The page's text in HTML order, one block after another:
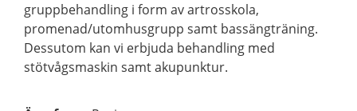
gruppbehandling i form av artrosskola,
promenad/utomhusgrupp samt bassängträning.
Dessutom kan vi erbjuda behandling med
stötvågsmaskin samt akupunktur.